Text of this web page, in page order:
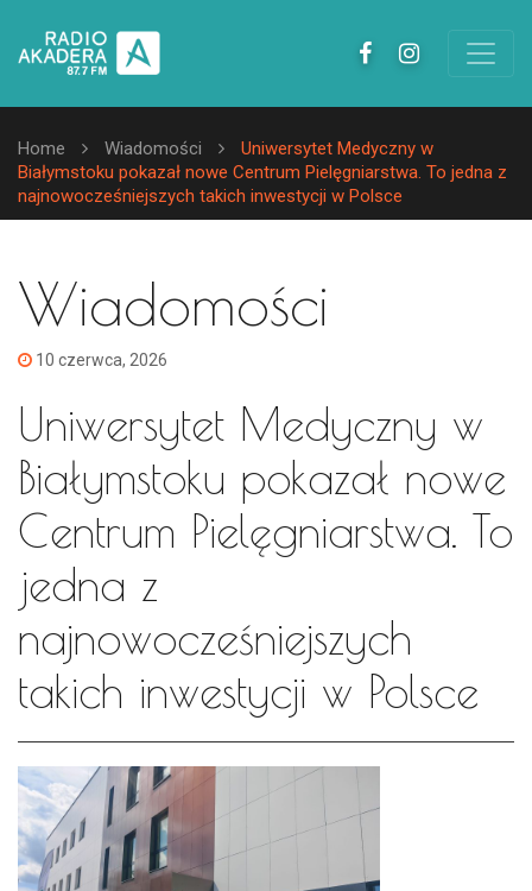
Home Wiadomości
Uniwersytet Medyczny w
Białymstoku pokazał nowe Centrum Pielęgniarstwa. To jedna z
najnowocześniejszych takich inwestycji w Polsce
Wiadomości
10 czerwca, 2026
Uniwersytet Medyczny w
Białymstoku pokazał nowe
Centrum Pielęgniarstwa. To
jedna z
najnowocześniejszych
takich inwestycji w Polsce